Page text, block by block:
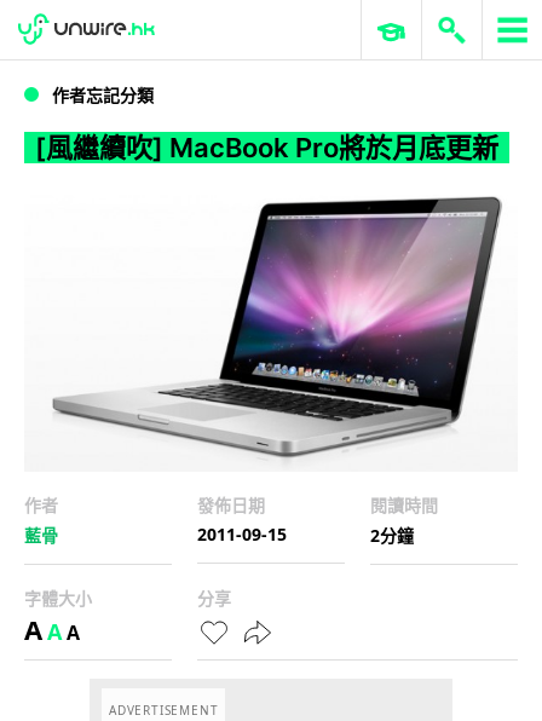
[風繼續吹] MacBook Pro將於月底更新
WWDC 2026 ERP 與商業 AI
作者忘記分類
[風繼續吹] MacBook Pro將於月底更新
作者
藍骨
發佈日期
2011-09-15
閱讀時間
2分鐘
字體大小
AAA
分享
ADVERTISEMENT